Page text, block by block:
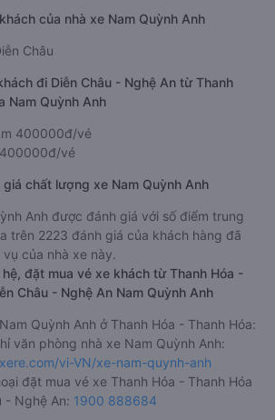
của nhà xe Nam Quỳnh Anh
Châu
đi Diễn Châu - Nghệ An từ Thanh
Nam Quỳnh Anh
400000đ/vé
vé
chất lượng xe Nam Quỳnh Anh
Anh được đánh giá với số điểm trung
trên 2223 đánh giá của khách hàng đã
của nhà xe này.
đặt mua vé xe khách từ Thanh Hóa -
Châu - Nghệ An Nam Quỳnh Anh
Quỳnh Anh ở Thanh Hóa - Thanh Hóa:
văn phòng nhà xe Nam Quỳnh Anh:
vi-VN/xe-nam-quynh-anh
đặt mua vé xe Thanh Hóa - Thanh Hóa
- Nghệ An: 1900 888684